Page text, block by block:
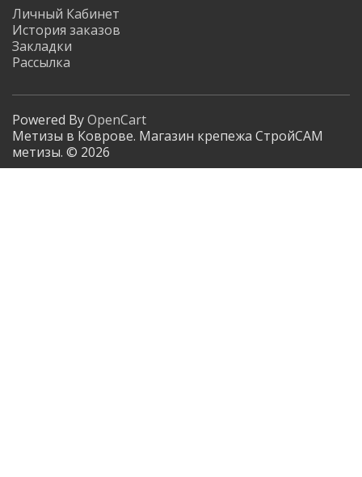
Личный Кабинет
История заказов
Закладки
Рассылка
Powered ByOpenCart
Метизы в Коврове. Магазин крепежа СтройСАМ
метизы. © 2026